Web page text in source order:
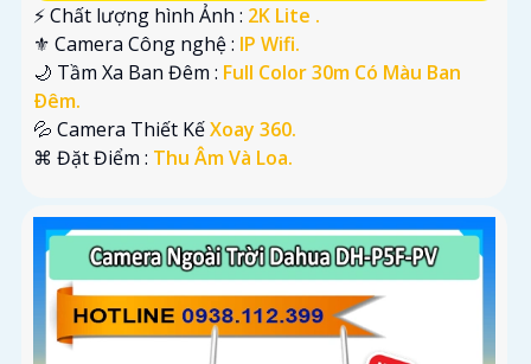
️⚡ Chất lượng hình Ảnh : 2K Lite .
⚜️ Camera Công nghệ : IP Wifi.
🌙 Tầm Xa Ban Đêm : Full Color 30m Có Màu Ban
Ðêm.
💦 Camera Thiết KếXoay 360.
️⌘ Đặt Điểm : Thu Âm Và Loa.